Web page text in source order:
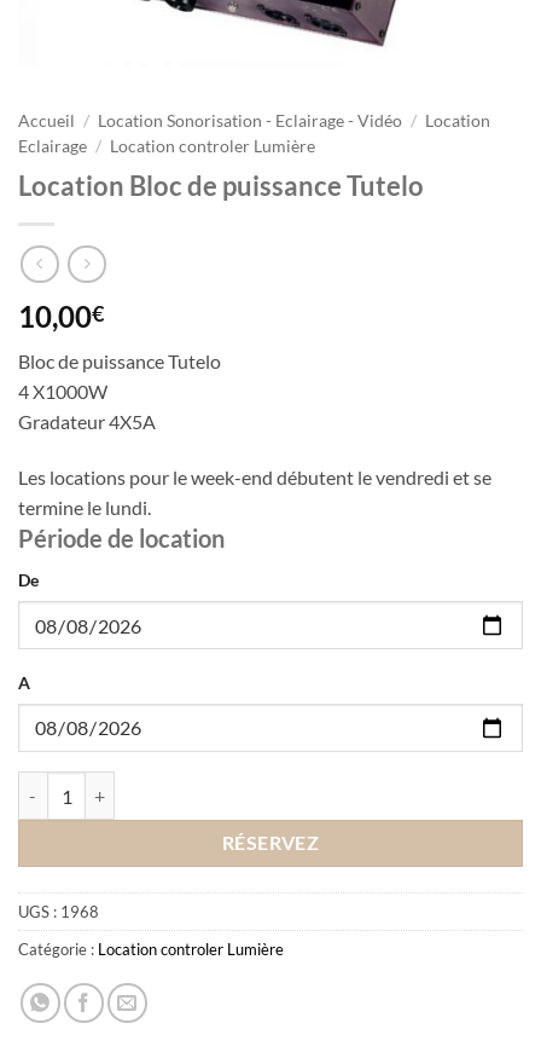
Accueil / Location Sonorisation - Eclairage - Vidéo / Location
Eclairage / Location controler Lumière
Location Bloc de puissance Tutelo
10,00€
Bloc de puissance Tutelo
4 X1000W
Gradateur 4X5A
Les locations pour le week-end débutent le vendredi et se
termine le lundi.
Période de location
De
A
RÉSERVEZ
UGS : 1968
Catégorie : Location controler Lumière